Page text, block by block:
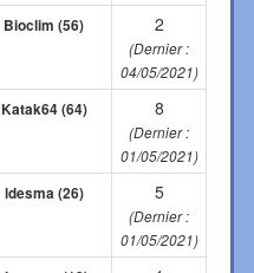
Bioclim (56) 2
(Dernier :
04/05/2021)
Katak64 (64) 8
(Dernier :
01/05/2021)
ldesma (26) 5
(Dernier :
01/05/2021)